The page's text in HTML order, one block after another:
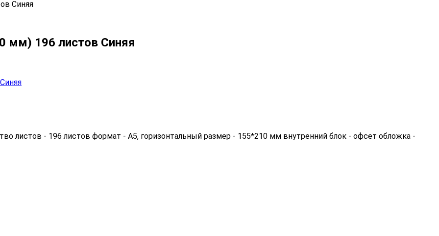
Синяя
мм) 196 листов Синяя
листов - 196 листов формат - А5, горизонтальный размер - 155*210 мм внутренний блок - офсет обложка -